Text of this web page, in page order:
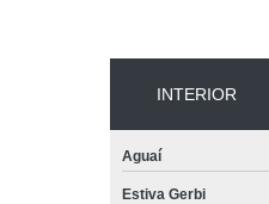
INTERIOR
Aguaí
Estiva Gerbi